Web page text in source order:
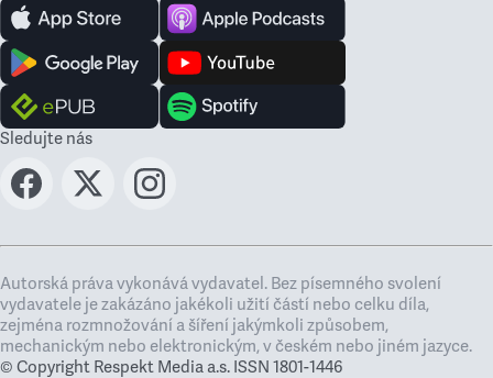
Sledujte nás
Autorská práva vykonává vydavatel. Bez písemného svolení
vydavatele je zakázáno jakékoli užití částí nebo celku díla,
zejména rozmnožování a šíření jakýmkoli způsobem,
mechanickým nebo elektronickým, v českém nebo jiném jazyce.
© Copyright Respekt Media a.s. ISSN 1801-1446